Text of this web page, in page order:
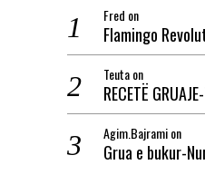
Fred on
Flamingo
Teutaon
RECETË
Agim.Bajramion
Grua e bukur-